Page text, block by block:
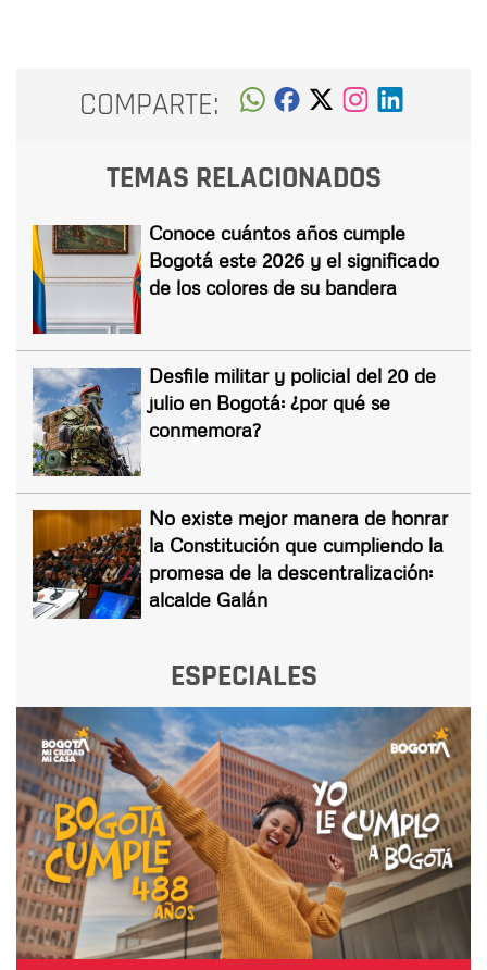
COMPARTE:
TEMAS RELACIONADOS
Conoce cuántos años cumple
Bogotá este 2026 y el significado
de los colores de su bandera
Desfile militar y policial del 20 de
julio en Bogotá: ¿por qué se
conmemora?
No existe mejor manera de honrar
la Constitución que cumpliendo la
promesa de la descentralización:
alcalde Galán
ESPECIALES